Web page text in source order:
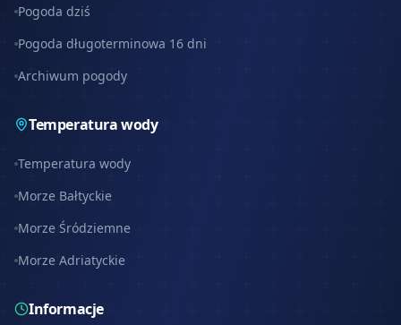
Pogoda dziś
Pogoda długoterminowa 16 dni
Archiwum pogody
Temperatura wody
Temperatura wody
Morze Bałtyckie
Morze Śródziemne
Morze Adriatyckie
Informacje